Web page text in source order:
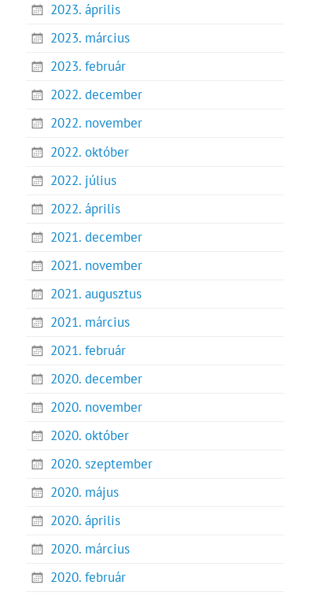
2023. április
2023. március
2023. február
2022. december
2022. november
2022. október
2022. július
2022. április
2021. december
2021. november
2021. augusztus
2021. március
2021. február
2020. december
2020. november
2020. október
2020. szeptember
2020. május
2020. április
2020. március
2020. február